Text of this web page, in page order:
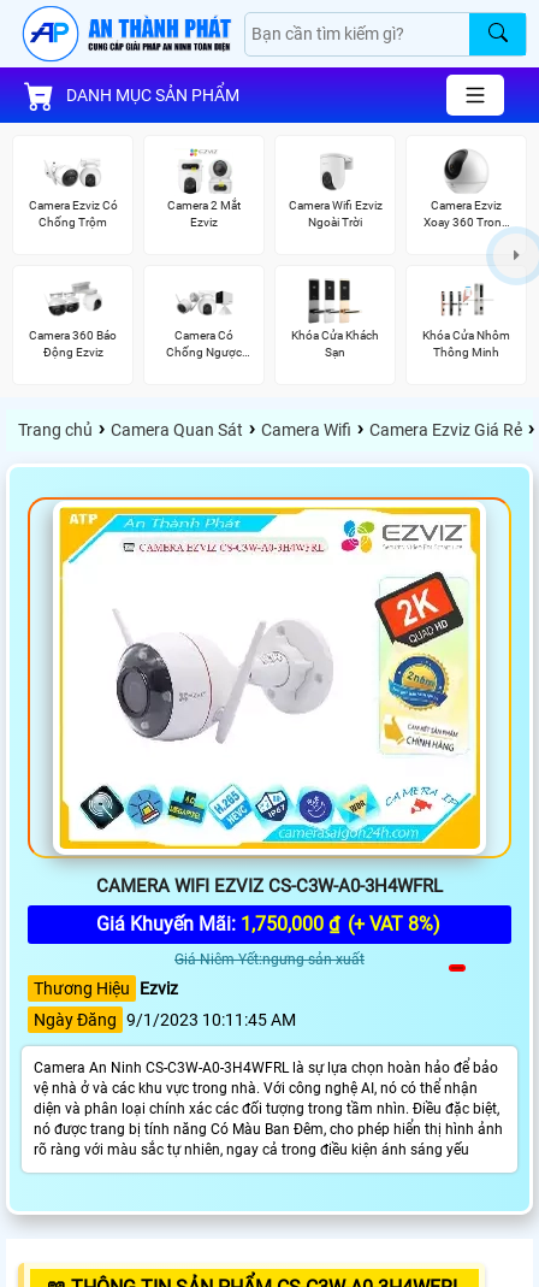
DANH MỤC SẢN PHẨM
Camera Ezviz Có
Chống Trộm
Camera 2 Mắt
Ezviz
Camera Wifi Ezviz
Ngoài Trời
Camera Ezviz
Xoay 360 Trong
Camera 360 Báo
Động Ezviz
Camera Có
Chống Ngược
Khóa Cửa Khách
Sạn
Khóa Cửa Nhôm
Thông Minh
Trang chủ › Camera Quan Sát › Camera Wifi › Camera Ezviz Giá Rẻ ›
CAMERA WIFI EZVIZ CS-C3W-A0-3H4WFRL
Giá Khuyến Mãi: 1,750,000 ₫ (+ VAT 8%)
Giá Niêm Yết:ngưng sản xuất
Thương Hiệu
Ezviz
Ngày Đăng 9/1/2023 10:11:45 AM
Camera An Ninh CS-C3W-A0-3H4WFRL là sự lựa chọn hoàn hảo để bảo
vệ nhà ở và các khu vực trong nhà. Với công nghệ AI, nó có thể nhận
diện và phân loại chính xác các đối tượng trong tầm nhìn. Điều đặc biệt,
nó được trang bị tính năng Có Màu Ban Đêm, cho phép hiển thị hình ảnh
rõ ràng với màu sắc tự nhiên, ngay cả trong điều kiện ánh sáng yếu